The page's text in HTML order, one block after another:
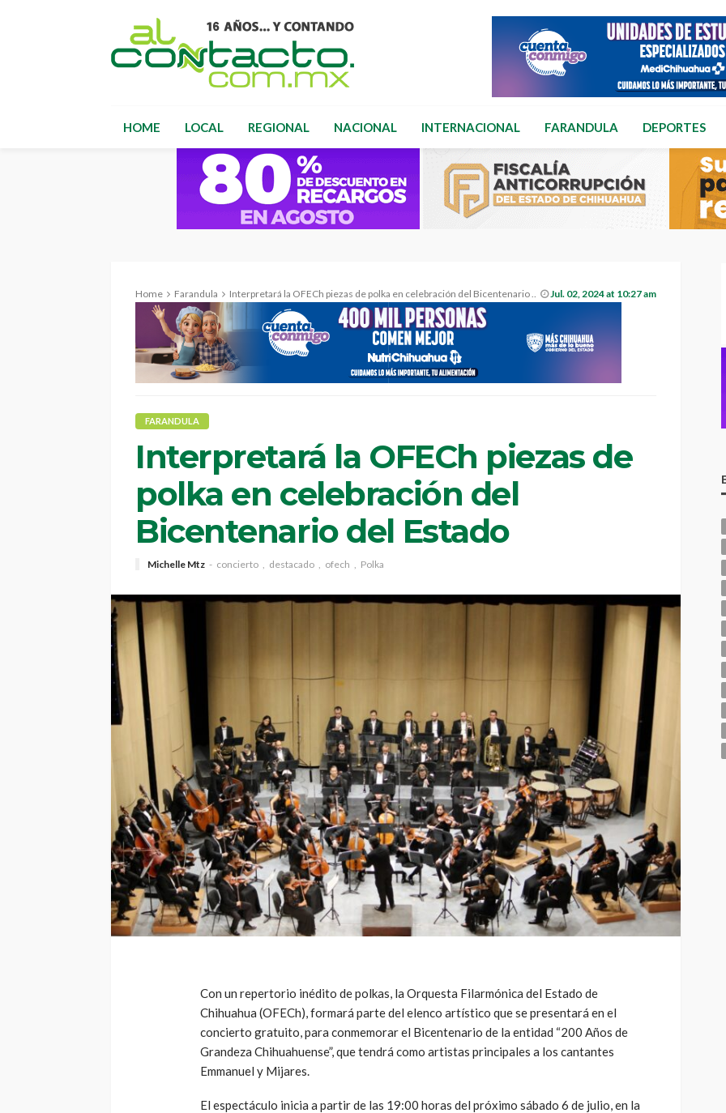
HOME LOCAL REGIONAL NACIONAL INTERNACIONAL FARANDULA DEPORTES
Home Farandula Interpretará la OFECh piezas de polka en celebración del Bicentenario del Estado Jul. 02, 2024 at 10:27 am
FARANDULA
Interpretará la OFECh piezas de
polka en celebración del
Bicentenario del Estado
Michelle Mtz concierto destacado ofech Polka
Con un repertorio inédito de polkas, la Orquesta Filarmónica del Estado de
Chihuahua (OFECh), formará parte del elenco artístico que se presentará en el
concierto gratuito, para conmemorar el Bicentenario de la entidad “200 Años de
Grandeza Chihuahuense”, que tendrá como artistas principales a los cantantes
Emmanuel y Mijares.
El espectáculo inicia a partir de las 19:00 horas del próximo sábado 6 de julio, en la